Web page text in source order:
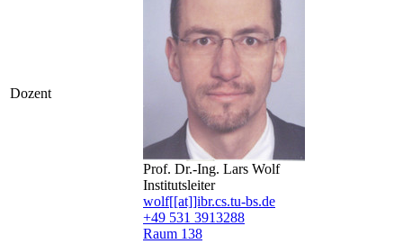
Dozent
Prof. Dr.-Ing. Lars Wolf
Institutsleiter
wolf[[at]]ibr.cs.tu-bs.de
+49 531 3913288
Raum 138